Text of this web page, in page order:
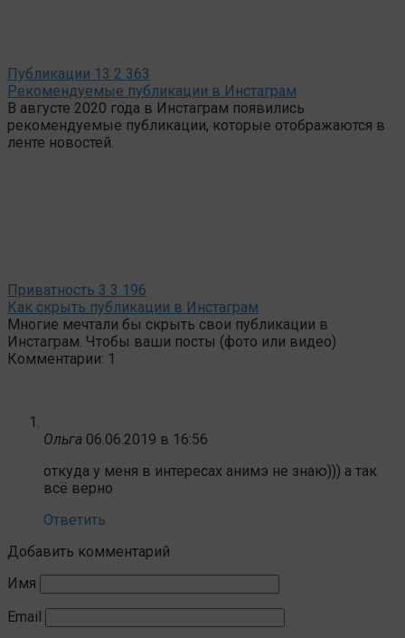
Публикации 13 2 363
Рекомендуемые публикации в Инстаграм
В августе 2020 года в Инстаграм появились
рекомендуемые публикации, которые отображаются в
ленте новостей.
Приватность 3 3 196
Как скрыть публикации в Инстаграм
Многие мечтали бы скрыть свои публикации в
Инстаграм. Чтобы ваши посты (фото или видео)
Комментарии: 1
Ольга 06.06.2019 в 16:56
откуда у меня в интересах анимэ не знаю))) а так
всё верно
Ответить
Добавить комментарий
Имя
Email